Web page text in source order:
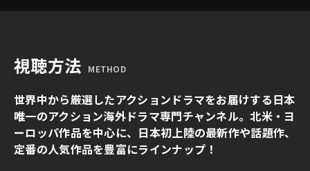
視聴方法 METHOD
世界中から厳選したアクションドラマをお届けする日本
唯一のアクション海外ドラマ専門チャンネル。北米・ヨ
ーロッパ作品を中心に、日本初上陸の最新作や話題作、
定番の人気作品を豊富にラインナップ！